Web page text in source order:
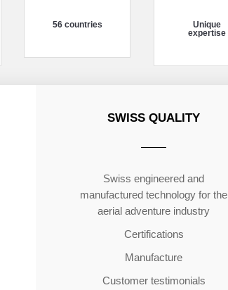
56 countries
Unique
expertise
SWISS QUALITY
Swiss engineered and
manufactured technology for the
aerial adventure industry
Certifications
Manufacture
Customer testimonials